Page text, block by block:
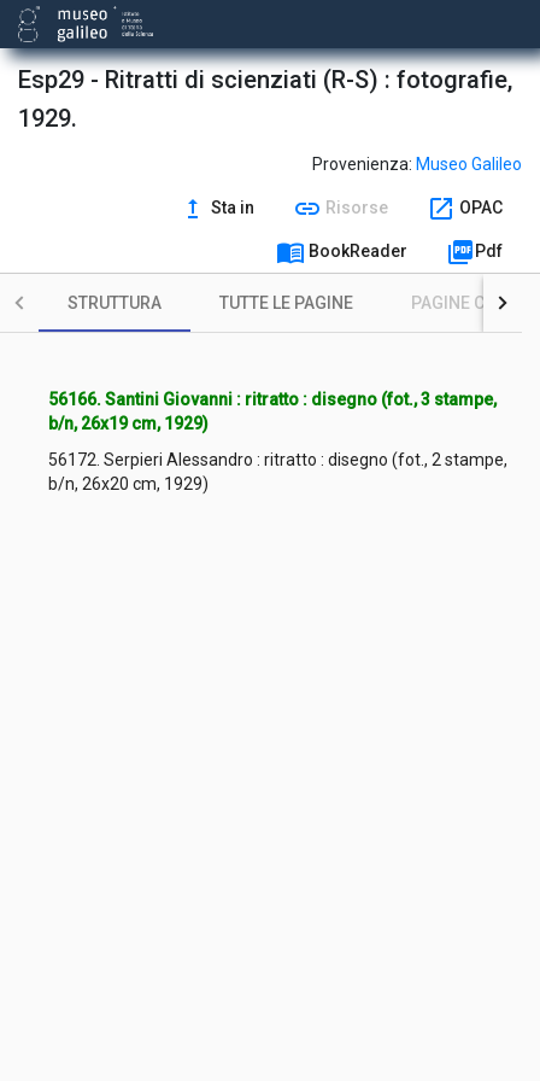
Esp29 - Ritratti di scienziati (R-S) : fotografie,
1929.
Provenienza: Museo Galileo
upgrade Sta in link Risorse open_in_new OPAC
menu_book BookReader picture_as_pdf Pdf
STRUTTURA TUTTE LE PAGINE PAGINE CON
56166. Santini Giovanni : ritratto : disegno (fot., 3 stampe,
b/n, 26x19 cm, 1929)
56172. Serpieri Alessandro : ritratto : disegno (fot., 2 stampe,
b/n, 26x20 cm, 1929)